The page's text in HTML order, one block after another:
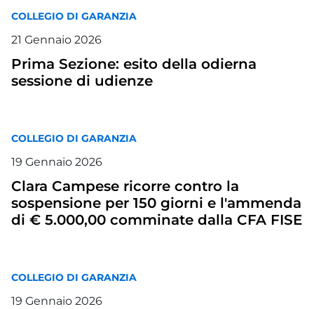
COLLEGIO DI GARANZIA
21 Gennaio 2026
Prima Sezione: esito della odierna
sessione di udienze
COLLEGIO DI GARANZIA
19 Gennaio 2026
Clara Campese ricorre contro la
sospensione per 150 giorni e l'ammenda
di € 5.000,00 comminate dalla CFA FISE
COLLEGIO DI GARANZIA
19 Gennaio 2026